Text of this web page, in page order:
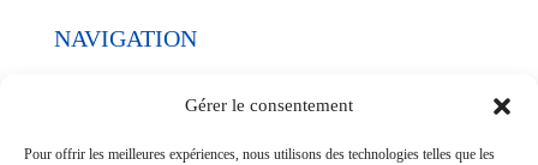
Gérer le consentement
Pour offrir les meilleures expériences, nous utilisons des technologies telles que les
NAVIGATION